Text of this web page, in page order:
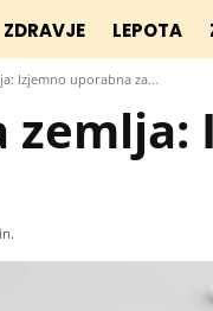
ZDRAVJE LEPOTA
Izjemno uporabna za...